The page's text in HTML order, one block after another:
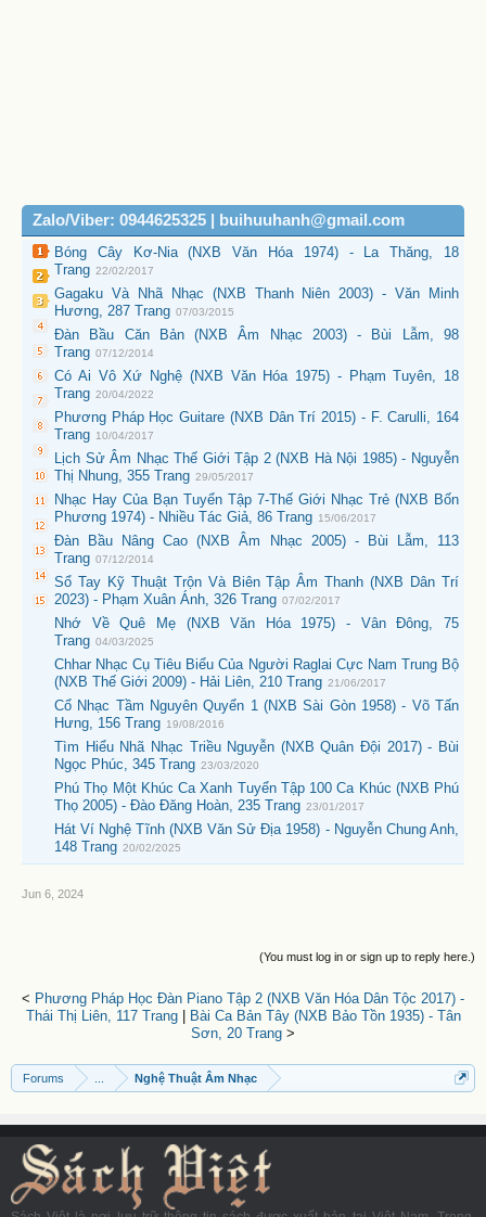
Zalo/Viber: 0944625325 | buihuuhanh@gmail.com
Bóng Cây Kơ-Nia (NXB Văn Hóa 1974) - La Thăng, 18
Trang 22/02/2017
Gagaku Và Nhã Nhạc (NXB Thanh Niên 2003) - Văn Minh
Hương, 287 Trang 07/03/2015
Đàn Bầu Căn Bản (NXB Âm Nhạc 2003) - Bùi Lẫm, 98
Trang 07/12/2014
Có Ai Vô Xứ Nghệ (NXB Văn Hóa 1975) - Phạm Tuyên, 18
Trang 20/04/2022
Phương Pháp Học Guitare (NXB Dân Trí 2015) - F. Carulli, 164
Trang 10/04/2017
Lịch Sử Âm Nhạc Thế Giới Tập 2 (NXB Hà Nội 1985) - Nguyễn
Thị Nhung, 355 Trang 29/05/2017
Nhạc Hay Của Bạn Tuyển Tập 7-Thế Giới Nhạc Trẻ (NXB Bốn
Phương 1974) - Nhiều Tác Giả, 86 Trang 15/06/2017
Đàn Bầu Nâng Cao (NXB Âm Nhạc 2005) - Bùi Lẫm, 113
Trang 07/12/2014
Sổ Tay Kỹ Thuật Trộn Và Biên Tập Âm Thanh (NXB Dân Trí
2023) - Phạm Xuân Ánh, 326 Trang 07/02/2017
Nhớ Về Quê Mẹ (NXB Văn Hóa 1975) - Vân Đông, 75
Trang 04/03/2025
Chhar Nhạc Cụ Tiêu Biểu Của Người Raglai Cực Nam Trung Bộ
(NXB Thế Giới 2009) - Hải Liên, 210 Trang 21/06/2017
Cổ Nhạc Tầm Nguyên Quyển 1 (NXB Sài Gòn 1958) - Võ Tấn
Hưng, 156 Trang 19/08/2016
Tìm Hiểu Nhã Nhạc Triều Nguyễn (NXB Quân Đội 2017) - Bùi
Ngọc Phúc, 345 Trang 23/03/2020
Phú Thọ Một Khúc Ca Xanh Tuyển Tập 100 Ca Khúc (NXB Phú
Thọ 2005) - Đào Đăng Hoàn, 235 Trang 23/01/2017
Hát Ví Nghệ Tĩnh (NXB Văn Sử Địa 1958) - Nguyễn Chung Anh,
148 Trang 20/02/2025
Jun 6, 2024
(You must log in or sign up to reply here.)
< Phương Pháp Học Đàn Piano Tập 2 (NXB Văn Hóa Dân Tộc 2017) -
Thái Thị Liên, 117 Trang|
Bài Ca Bản Tây (NXB Bảo Tồn 1935) - Tân
Sơn, 20 Trang >
Forums Nghệ Thuật Âm Nhạc